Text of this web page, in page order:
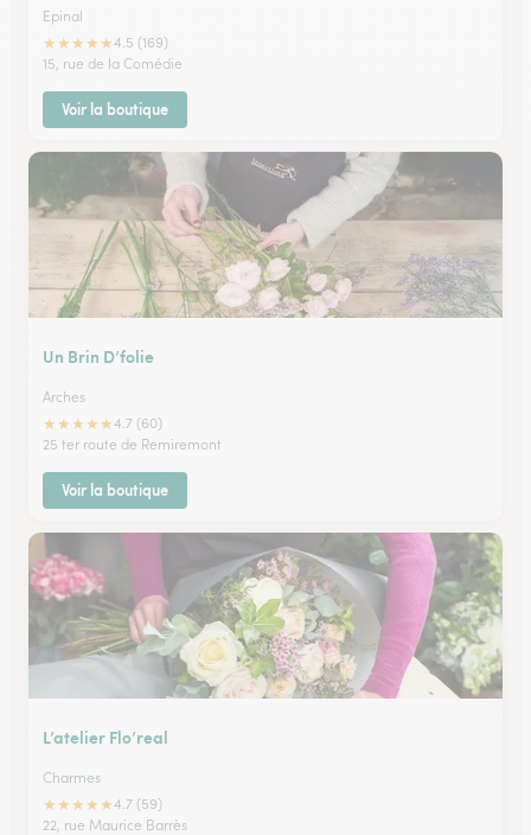
Epinal
★★★★★4.5 (169)
15, rue de la Comédie
Voir la boutique
Un Brin D’folie
Arches
★★★★★4.7 (60)
25 ter route de Remiremont
Voir la boutique
L’atelier Flo’real
Charmes
★★★★★4.7 (59)
22, rue Maurice Barrès